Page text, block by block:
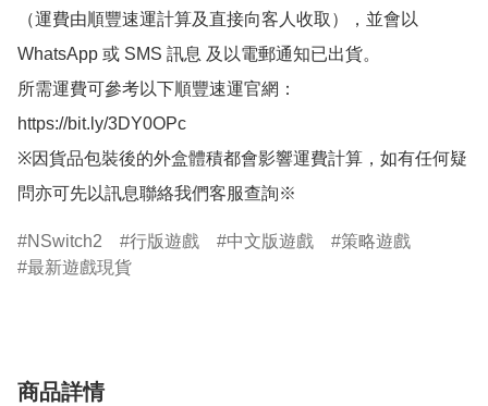
（運費由順豐速運計算及直接向客人收取），並會以
WhatsApp 或 SMS 訊息 及以電郵通知已出貨。
所需運費可參考以下順豐速運官網：
https://bit.ly/3DY0OPc
※因貨品包裝後的外盒體積都會影響運費計算，如有任何疑
問亦可先以訊息聯絡我們客服查詢※
NSwitch2 行版遊戲 中文版遊戲
策略遊戲
最新遊戲現貨
商品詳情